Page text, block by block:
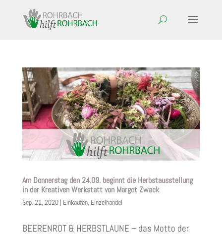
Am Donnerstag den 24.09. beginnt die Herbstausstellung
in der Kreativen Werkstatt von Margot Zwack
Sep. 21, 2020| Einkaufen, Einzelhandel
BEERENROT & HERBSTLAUNE – das Motto der